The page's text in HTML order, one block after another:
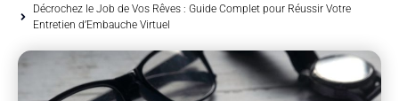
Décrochez le Job de Vos Rêves : Guide Complet pour Réussir Votre
Entretien d’Embauche Virtuel